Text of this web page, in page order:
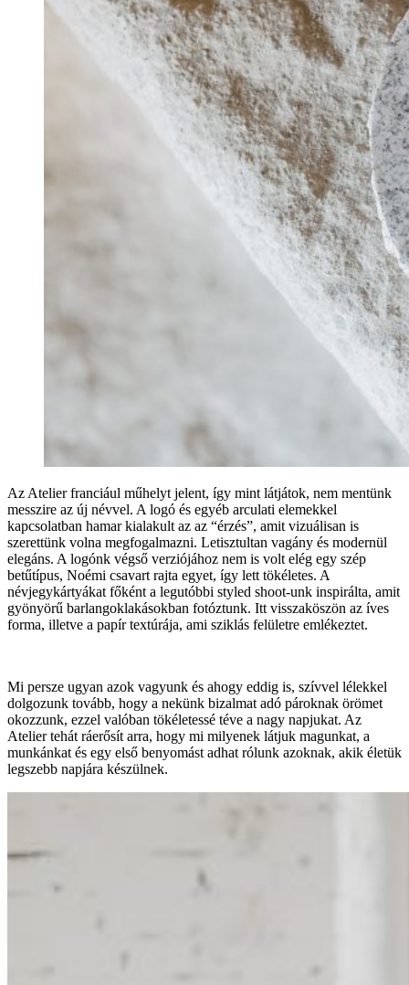
Az Atelier franciául műhelyt jelent, így mint látjátok, nem mentünk
messzire az új névvel. A logó és egyéb arculati elemekkel
kapcsolatban hamar kialakult az az “érzés”, amit vizuálisan is
szerettünk volna megfogalmazni. Letisztultan vagány és modernül
elegáns. A logónk végső verziójához nem is volt elég egy szép
betűtípus, Noémi csavart rajta egyet, így lett tökéletes. A
névjegykártyákat főként a legutóbbi styled shoot-unk inspirálta, amit
gyönyörű barlangoklakásokban fotóztunk. Itt visszaköszön az íves
forma, illetve a papír textúrája, ami sziklás felületre emlékeztet.
Mi persze ugyan azok vagyunk és ahogy eddig is, szívvel lélekkel
dolgozunk tovább, hogy a nekünk bizalmat adó pároknak örömet
okozzunk, ezzel valóban tökéletessé téve a nagy napjukat. Az
Atelier tehát ráerősít arra, hogy mi milyenek látjuk magunkat, a
munkánkat és egy első benyomást adhat rólunk azoknak, akik életük
legszebb napjára készülnek.